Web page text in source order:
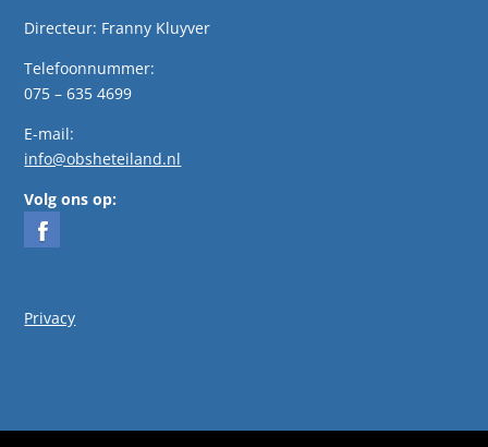
Directeur: Franny Kluyver
Telefoonnummer:
075 – 635 4699
E-mail:
info@obsheteiland.nl
Volg ons op:
Privacy